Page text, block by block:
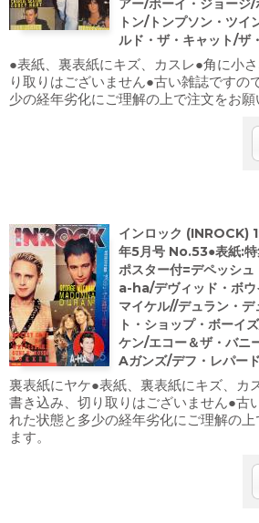
アー/ボーイ・ジョージ
トン/トンプソン・ツイ
ルド・ザ・キャット/ザ
●表紙、裏表紙にキズ、カスレ●角に小
り取りはございません●古い雑誌ですの
少の経年劣化にご理解の上で注文をお願
インロック (INROCK)
年5月号 No.53●表紙:特
ポスター付=デペッシ
a-ha/デヴィッド・ボウ
マイケル//デュラン・
ト・ショップ・ボーイ
ケン/エコー＆ザ・バニ
Aガンズ/デフ・レパー
裏表紙にヤケ●表紙、裏表紙にキズ、カ
書き込み、切り取りはございません●古
れた状態と多少の経年劣化にご理解の
ます。